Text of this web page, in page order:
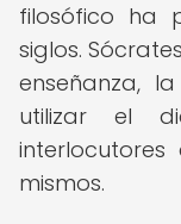
filosófico ha
siglos.
enseñanza,
utilizar el
mismos.